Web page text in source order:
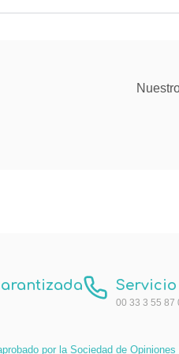
00 33 3 55 87
por la Sociedad de Opiniones